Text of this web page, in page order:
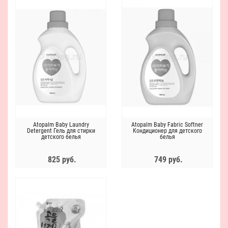
Atopalm Baby Laundry
Detergent Гель для стирки
детского белья
825 руб.
Atopalm Baby Fabric Softner
Кондиционер для детского
белья
749 руб.